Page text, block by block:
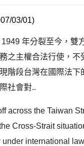
03/01)
年分裂至今，雙
之主權合法行使，
階段台灣在國際法
社會對..
across the Taiwan
Cross-Strait
under international